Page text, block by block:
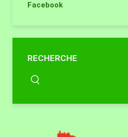
Facebook
RECHERCHE